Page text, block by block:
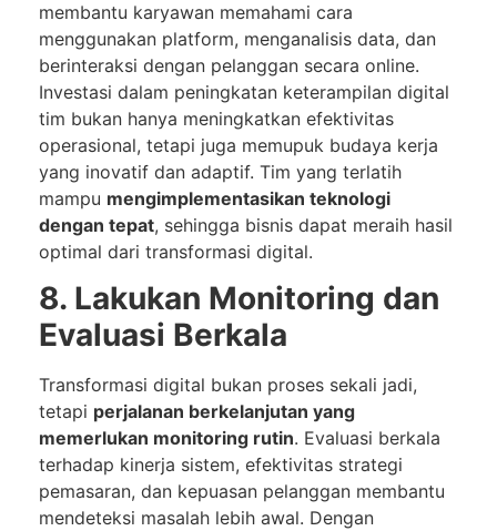
membantu karyawan memahami cara
menggunakan platform, menganalisis data, dan
berinteraksi dengan pelanggan secara online.
Investasi dalam peningkatan keterampilan digital
tim bukan hanya meningkatkan efektivitas
operasional, tetapi juga memupuk budaya kerja
yang inovatif dan adaptif. Tim yang terlatih
mampu mengimplementasikan teknologi
dengan tepat, sehingga bisnis dapat meraih hasil
optimal dari transformasi digital.
8. Lakukan Monitoring dan
Evaluasi Berkala
Transformasi digital bukan proses sekali jadi,
tetapi perjalanan berkelanjutan yang
memerlukan monitoring rutin. Evaluasi berkala
terhadap kinerja sistem, efektivitas strategi
pemasaran, dan kepuasan pelanggan membantu
mendeteksi masalah lebih awal. Dengan